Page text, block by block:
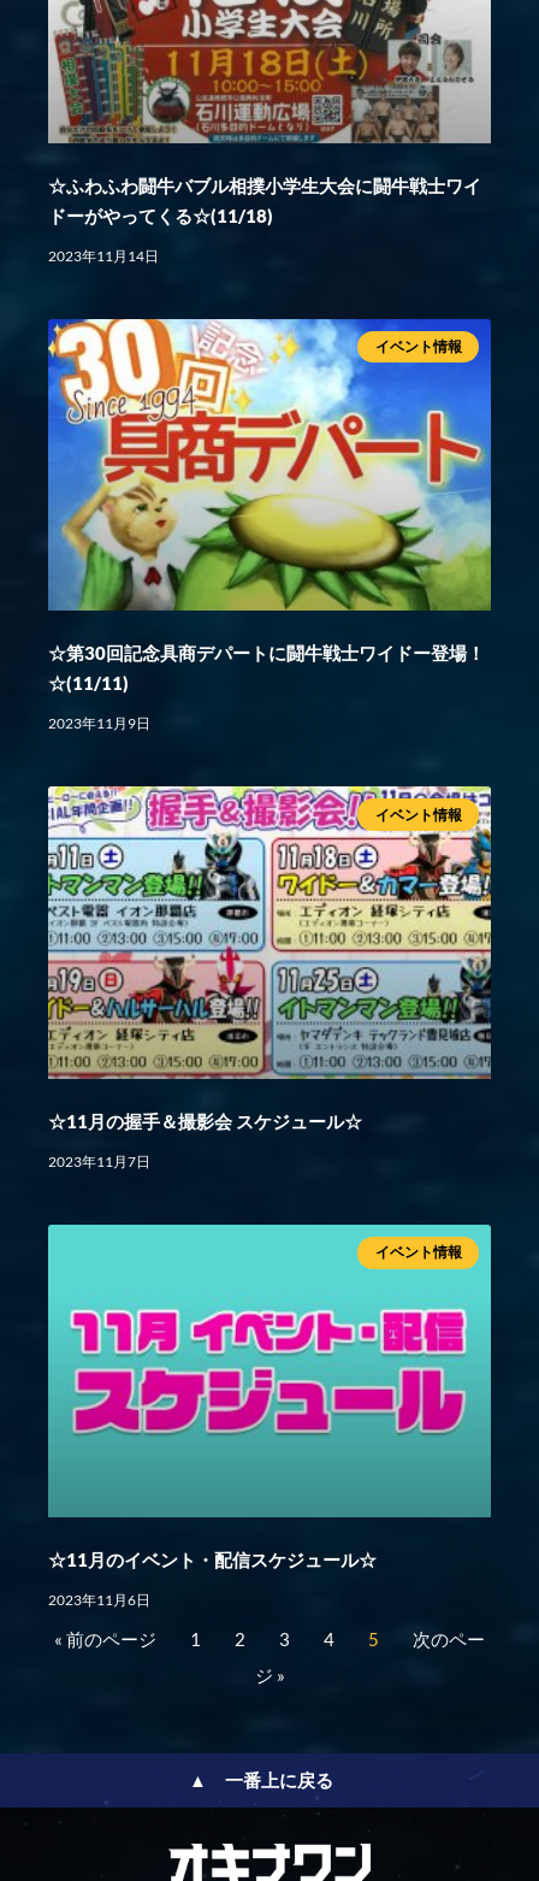
☆ふわふわ闘牛バブル相撲小学生大会に闘牛戦士ワイ
ドーがやってくる☆(11/18)
2023年11月14日
イベント情報
☆第30回記念具商デパートに闘牛戦士ワイドー登場！
☆(11/11)
2023年11月9日
イベント情報
☆11月の握手＆撮影会 スケジュール☆
2023年11月7日
イベント情報
☆11月のイベント・配信スケジュール☆
2023年11月6日
« 前のページ 1 2 3 4 5
次のペー
ジ »
▲ 一番上に戻る